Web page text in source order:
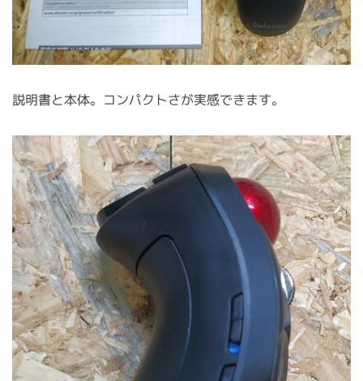
説明書と本体。コンパクトさが実感できます。